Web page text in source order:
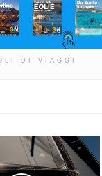
DI VIAGGI